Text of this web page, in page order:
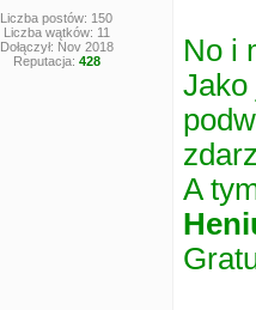
Liczba postów: 150
Liczba wątków: 11
Dołączył: Nov 2018
Reputacja: 428
No i
Jako
A